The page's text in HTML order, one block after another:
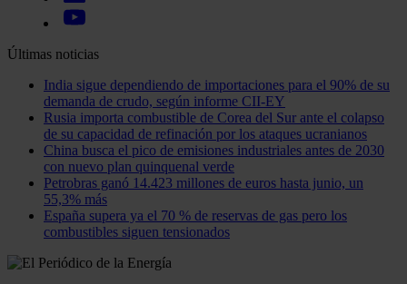
Últimas noticias
India sigue dependiendo de importaciones para el 90% de su
demanda de crudo, según informe CII-EY
Rusia importa combustible de Corea del Sur ante el colapso
de su capacidad de refinación por los ataques ucranianos
China busca el pico de emisiones industriales antes de 2030
con nuevo plan quinquenal verde
Petrobras ganó 14.423 millones de euros hasta junio, un
55,3% más
España supera ya el 70 % de reservas de gas pero los
combustibles siguen tensionados